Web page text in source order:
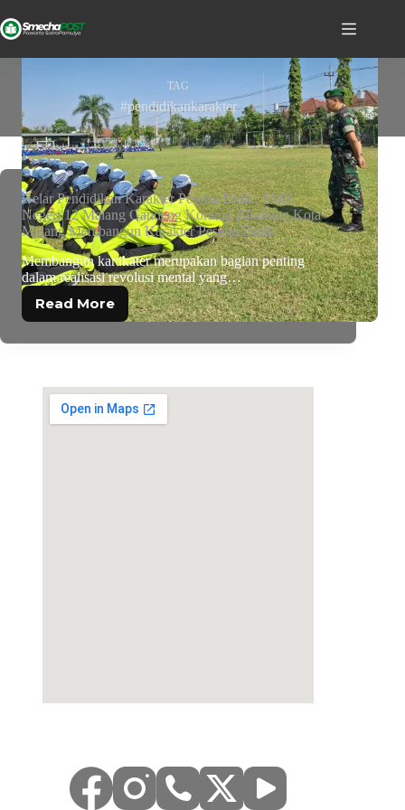
TAG
#pendidikankarakter
Gelar Pendidikan Karakter Peserta Didik, SMK
Negeri 12 Malang Gandeng Koramil Blimbing Kota
Malang Membangun Karakter Peserta Didik
Membangun karakater merupakan bagian penting
dalam realisasi revolusi mental yang…
Read More